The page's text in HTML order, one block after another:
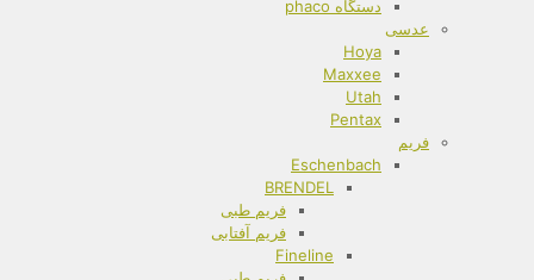
دستگاه phaco
عدسی
Hoya
Maxxee
Utah
Pentax
فریم
Eschenbach
BRENDEL
فریم طبی
فریم آفتابی
Fineline